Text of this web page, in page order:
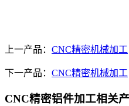
上一产品： CNC精密机械加工
下一产品： CNC精密机械加工
CNC精密铝件加工相关